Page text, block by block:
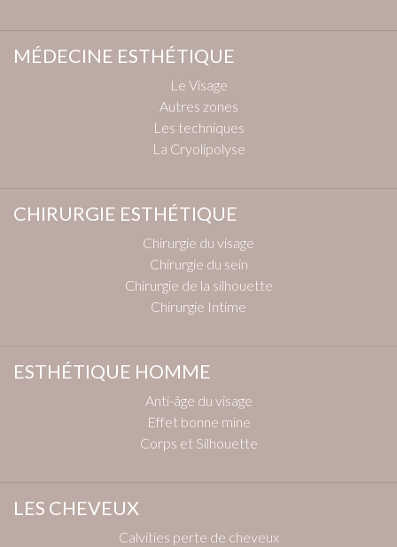
MÉDECINE ESTHÉTIQUE
Le Visage
Autres zones
Les techniques
La Cryolipolyse
CHIRURGIE ESTHÉTIQUE
Chirurgie du visage
Chirurgie du sein
Chirurgie de la silhouette
Chirurgie Intime
ESTHÉTIQUE HOMME
Anti-âge du visage
Effet bonne mine
Corps et Silhouette
LES CHEVEUX
Calvities perte de cheveux